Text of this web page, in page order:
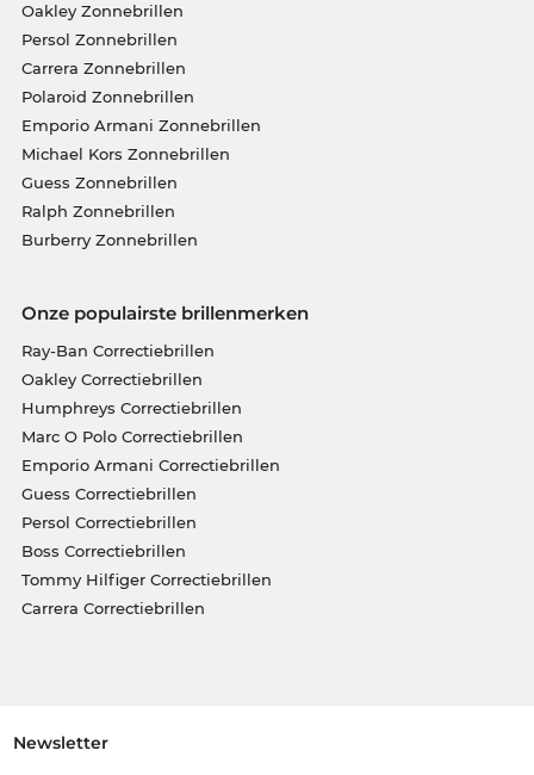
Oakley Zonnebrillen
Persol Zonnebrillen
Carrera Zonnebrillen
Polaroid Zonnebrillen
Emporio Armani Zonnebrillen
Michael Kors Zonnebrillen
Guess Zonnebrillen
Ralph Zonnebrillen
Burberry Zonnebrillen
Onze populairste brillenmerken
Ray-Ban Correctiebrillen
Oakley Correctiebrillen
Humphreys Correctiebrillen
Marc O Polo Correctiebrillen
Emporio Armani Correctiebrillen
Guess Correctiebrillen
Persol Correctiebrillen
Boss Correctiebrillen
Tommy Hilfiger Correctiebrillen
Carrera Correctiebrillen
Newsletter